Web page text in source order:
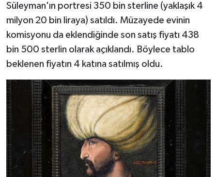
Süleyman'ın portresi 350 bin sterline (yaklaşık 4
milyon 20 bin liraya) satıldı. Müzayede evinin
komisyonu da eklendiğinde son satış fiyatı 438
bin 500 sterlin olarak açıklandı. Böylece tablo
beklenen fiyatın 4 katına satılmış oldu.